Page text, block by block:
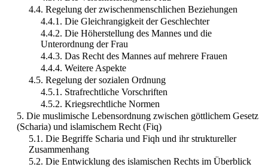
4.4. Regelung der zwischenmenschlichen Beziehungen
4.4.1. Die Gleichrangigkeit der Geschlechter
4.4.2. Die Höherstellung des Mannes und die
Unterordnung der Frau
4.4.3. Das Recht des Mannes auf mehrere Frauen
4.4.4. Weitere Aspekte
4.5. Regelung der sozialen Ordnung
4.5.1. Strafrechtliche Vorschriften
4.5.2. Kriegsrechtliche Normen
5. Die muslimische Lebensordnung zwischen göttlichem Gesetz
(Scharia) und islamischem Recht (Fiq)
5.1. Die Begriffe Scharia und Fiqh und ihr struktureller
Zusammenhang
5.2. Die Entwicklung des islamischen Rechts im Überblick